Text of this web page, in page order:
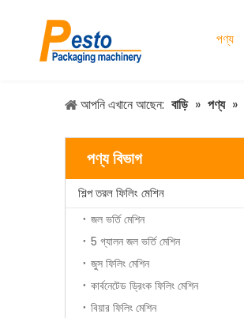
পণ্য
আপনি এখানে আছেন: বাড়ি » পণ্য »
পণ্য বিভাগ
শিল্প তরল ফিলিং মেশিন
জল ভর্তি মেশিন
5 গ্যালন জল ভর্তি মেশিন
জুস ফিলিং মেশিন
কার্বনেটেড ড্রিংক ফিলিং মেশিন
বিয়ার ফিলিং মেশিন